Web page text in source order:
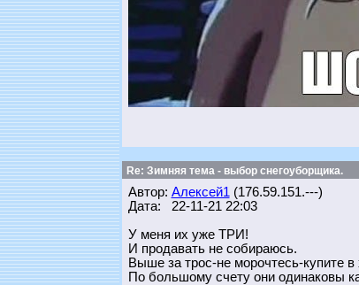
Re: Зимняя тема - выбор снегоуборщика.
Автор: Алексей1 (176.59.151.---)
Дата: 22-11-21 22:03
У меня их уже ТРИ!
И продавать не собираюсь.
Выше за трос-не морочтесь-купите
По большому счету они одинаковы